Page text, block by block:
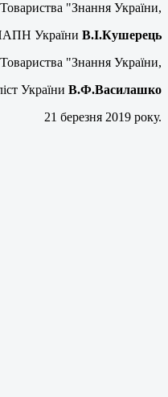
"Знання України,
України В.І.Кушерець
"Знання України,
України В.Ф.Василашко
21 березня 2019 року.